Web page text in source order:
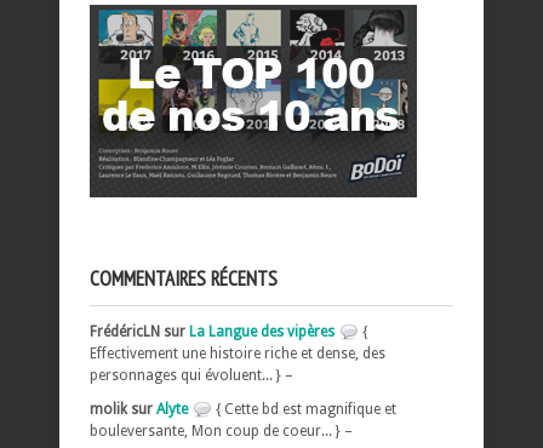
COMMENTAIRES RÉCENTS
FrédéricLN sur La Langue des vipères
{
Effectivement une histoire riche et dense, des
personnages qui évoluent... } –
molik sur Alyte
{ Cette bd est magnifique et
bouleversante, Mon coup de coeur... } –